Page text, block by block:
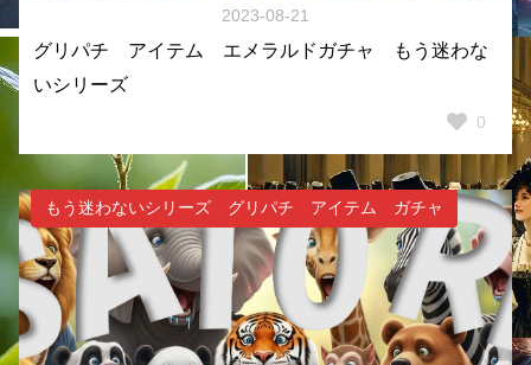
2023-08-21
グリパチ アイテム エメラルドガチャ もう迷わな
いシリーズ
0
もう迷わないシリーズ グリパチ アイテム ガチャ